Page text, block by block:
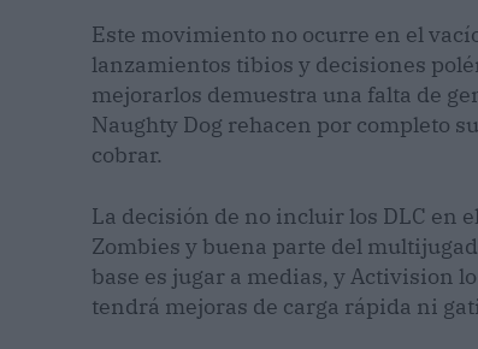
Este movimiento no ocurre en el
lanzamientos tibios y decisiones
mejorarlos demuestra una falta de
Naughty Dog rehacen por completo
cobrar.
La decisión de no incluir los DLC en
Zombies y buena parte del
base es jugar a medias, y Activision
tendrá mejoras de carga rápida ni